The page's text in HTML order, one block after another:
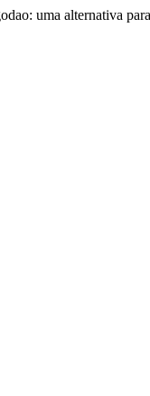
uma alternativa